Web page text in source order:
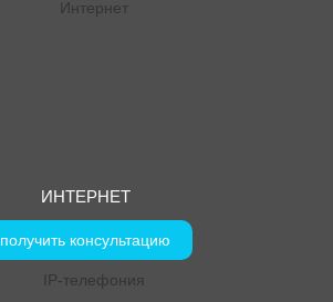
ИНТЕРНЕТ
получить консультацию